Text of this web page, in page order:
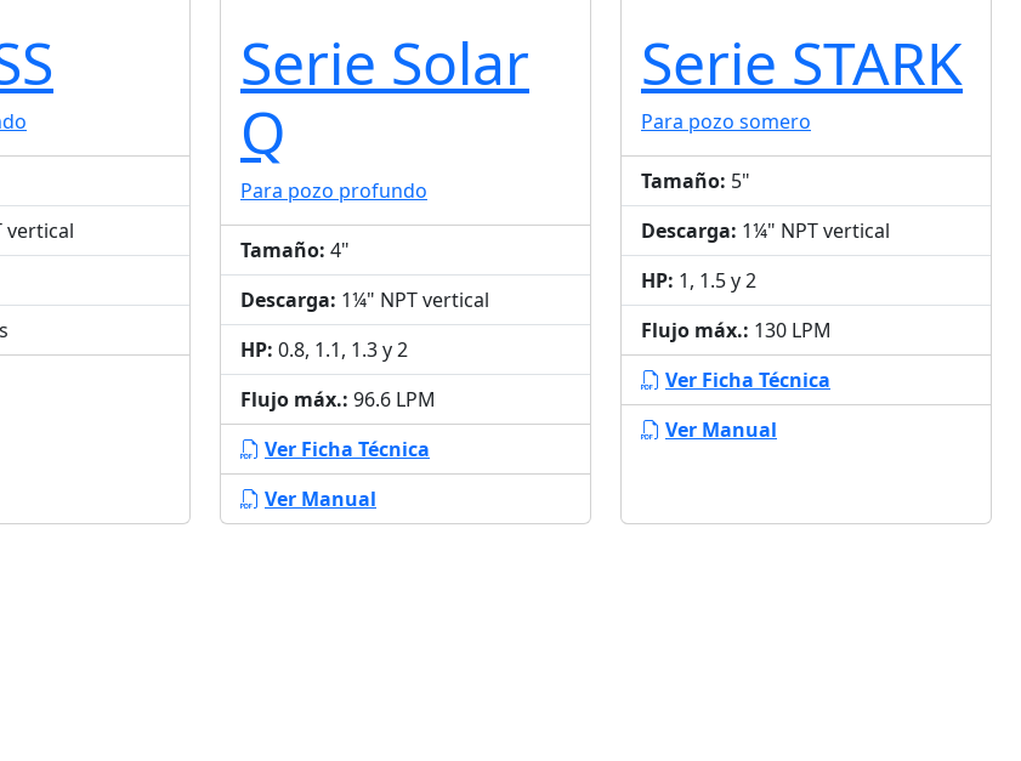
vertical
Serie Solar
Q
Para pozo profundo
Tamaño: 4"
Descarga: 1¼" NPT vertical
HP: 0.8, 1.1, 1.3 y 2
Flujo máx.: 96.6 LPM
Ver Ficha Técnica
Ver Manual
Serie STARK
Para pozo somero
Tamaño: 5"
Descarga: 1¼" NPT vertical
HP: 1, 1.5 y 2
Flujo máx.: 130 LPM
Ver Ficha Técnica
Ver Manual